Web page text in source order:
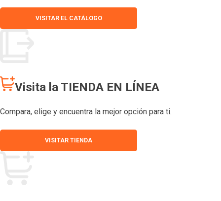
VISITAR EL CATÁLOGO
Visita la TIENDA EN LÍNEA
Compara, elige y encuentra la mejor opción para ti.
VISITAR TIENDA